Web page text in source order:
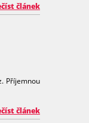
článek
Příjemnou
článek